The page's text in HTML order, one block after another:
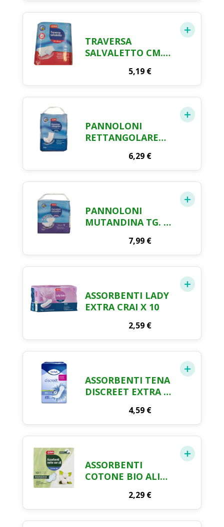
TRAVERSA
SALVALETTO CM.
5,19 €
PANNOLONI
RETTANGOLARE
6,29 €
PANNOLONI
MUTANDINA TG. M
7,99 €
ASSORBENTI LADY
EXTRA CRAI X 10
2,59 €
ASSORBENTI TENA
DISCREET EXTRA X
4,59 €
ASSORBENTI
COTONE BIO ALI
2,29 €